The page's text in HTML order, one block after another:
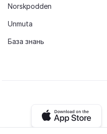
Norskpodden
Unmuta
База знань
iOS app